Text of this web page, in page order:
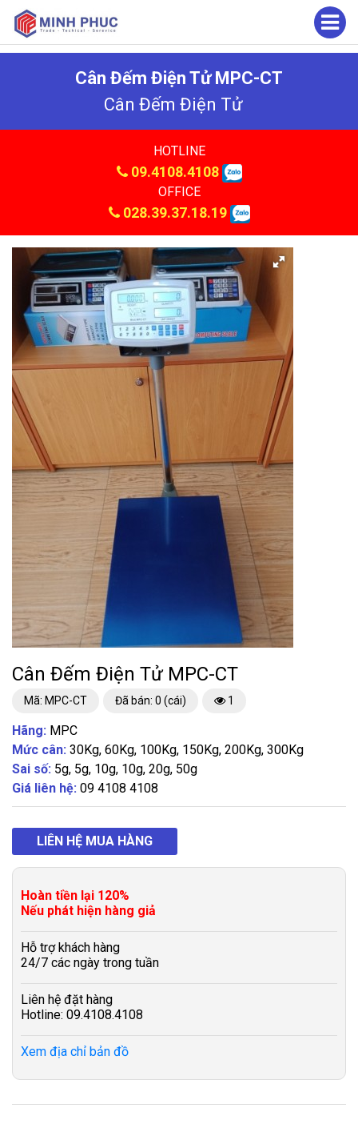
Cân Đếm Điện Tử MPC-CT
Cân Đếm Điện Tử
HOTLINE
09.4108.4108
OFFICE
028.39.37.18.19
Cân Đếm Điện Tử MPC-CT
Mã: MPC-CT Đã bán: 0 (cái) 1
Hãng: MPC
Mức cân: 30Kg, 60Kg, 100Kg, 150Kg, 200Kg, 300Kg
Sai số: 5g, 5g, 10g, 10g, 20g, 50g
Giá liên hệ: 09 4108 4108
LIÊN HỆ MUA HÀNG
Hoàn tiền lại 120%
Nếu phát hiện hàng giả
Hỗ trợ khách hàng
24/7 các ngày trong tuần
Liên hệ đặt hàng
Hotline: 09.4108.4108
Xem địa chỉ bản đồ